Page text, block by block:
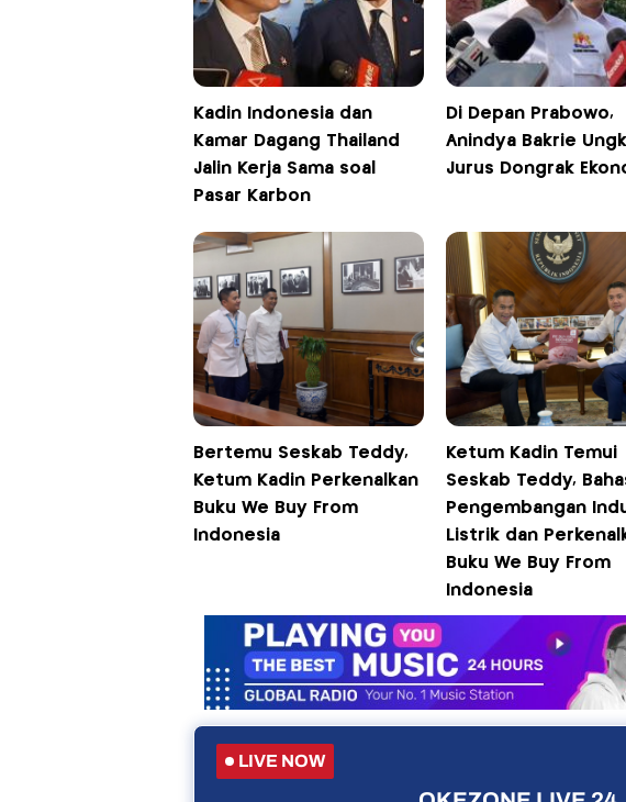
Kadin Indonesia dan
Kamar Dagang Thailand
Jalin Kerja Sama soal
Pasar Karbon
Di Depan Prabowo,
Anindya Bakrie
Jurus Dongrak
Bertemu Seskab Teddy,
Ketum Kadin Perkenalkan
Buku We Buy From
Indonesia
Ketum Kadin Temui
Seskab Teddy,
Pengembangan
Listrik dan
Buku We Buy From
Indonesia
LIVE NOW